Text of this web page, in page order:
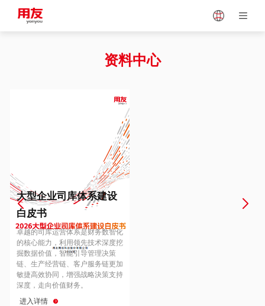
Vietnam
Europe
Hungary
Hong Kong
资料中心
大型企业司库体系建设
白皮书
卓越的司库运营体系是财务数智化
的核心能力，利用领先技术深度挖
掘数据价值，智能引导管理决策
链、生产经营链、客户服务链更加
敏捷高效协同，增强战略決策支持
深度，走向价值财务。
进入详情